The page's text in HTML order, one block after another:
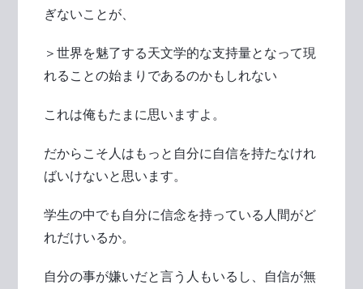
ぎないことが、
＞世界を魅了する天文学的な支持量となって現
れることの始まりであるのかもしれない
これは俺もたまに思いますよ。
だからこそ人はもっと自分に自信を持たなけれ
ばいけないと思います。
学生の中でも自分に信念を持っている人間がど
れだけいるか。
自分の事が嫌いだと言う人もいるし、自信が無